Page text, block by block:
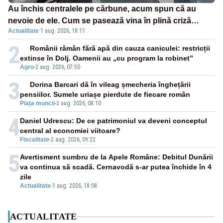
Au închis centralele pe cărbune, acum spun că au
nevoie de ele. Cum se pasează vina în plină criză
energetică
Actualitate·1 aug. 2026, 18:11
2Agro-2 aug. 2026, 07:50
Românii rămân fără apă din cauza caniculei: restricții
extinse în Dolj. Oamenii au „cu program la robinet”
3 Piața muncii-2 aug. 2026, 08:10
Dorina Barcari dă în vileag șmecheria înghețării
pensiilor. Sumele uriașe pierdute de fiecare român
4 Fiscalitate-2 aug. 2026, 09:22
Daniel Udrescu: De ce patrimoniul va deveni conceptul
central al economiei viitoare?
5
Actualitate-1 aug. 2026, 18:08
Avertisment sumbru de la Apele Române: Debitul Dunării
va continua să scadă. Cernavodă s-ar putea închide în 4
zile
ACTUALITATE